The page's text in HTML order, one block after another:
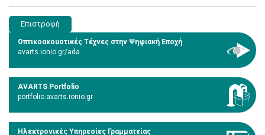
Επιστροφή
Οπτικοακουστικές Τέχνες στην Ψηφιακή Εποχή
avarts.ionio.gr/ada
AVARTS Portfolio
portfolio.avarts.ionio.gr
Ηλεκτρονικές Υπηρεσίες Γραμματείας